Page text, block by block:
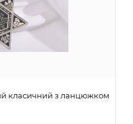
класичний з ланцюжком